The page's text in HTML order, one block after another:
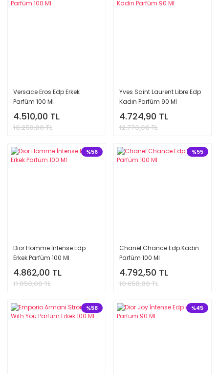
Versace Eros Edp Erkek
Parfüm 100 Ml
4.510,00 TL
10.250,00 TL
Yves Saint Laurent Libre Edp
Kadın Parfüm 90 Ml
4.724,90 TL
12.770,00 TL
%56
Dior Homme İntense Edp
Erkek Parfüm 100 Ml
4.862,00 TL
11.050,00 TL
%55
Chanel Chance Edp Kadın
Parfüm 100 Ml
4.792,50 TL
10.650,00 TL
%58 %45